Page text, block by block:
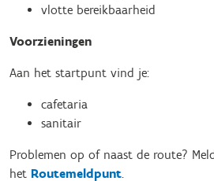
vlotte bereikbaarheid
Voorzieningen
Aan het startpunt vind je:
cafetaria
sanitair
Problemen op of naast de route?
het Routemeldpunt.